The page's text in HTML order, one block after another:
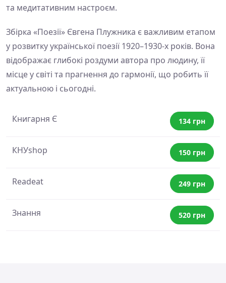
та медитативним настроєм.
Збірка «Поезії» Євгена Плужника є важливим етапом
у розвитку української поезії 1920–1930-х років. Вона
відображає глибокі роздуми автора про людину, її
місце у світі та прагнення до гармонії, що робить її
актуальною і сьогодні.
Книгарня Є 134 грн
КНУshop 150 грн
Readeat 249 грн
Знання 520 грн